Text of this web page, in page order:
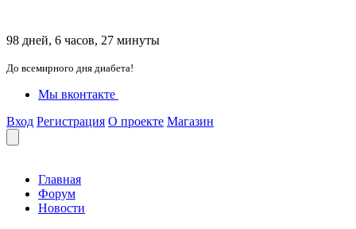
98 дней, 6 часов, 27 минуты
До всемирного дня диабета!
Мы вконтакте
Вход Регистрация О проекте Магазин
Главная
Форум
Новости